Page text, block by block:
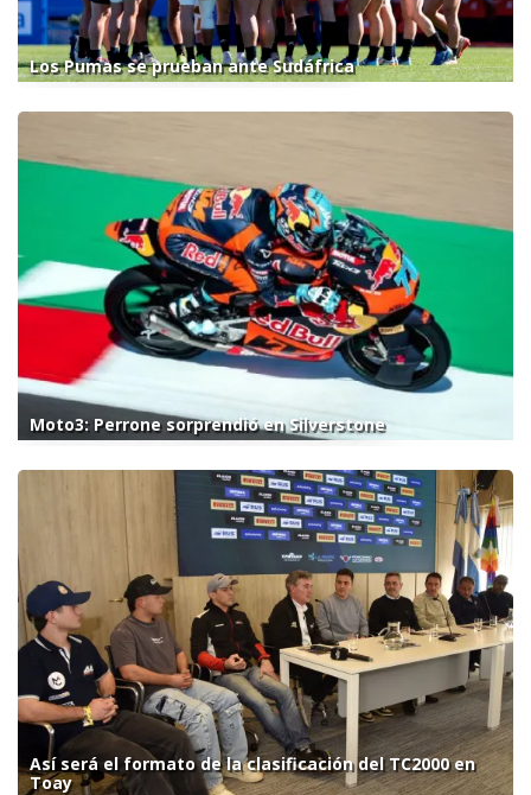
Los Pumas se prueban ante Sudáfrica
Moto3: Perrone sorprendió en Silverstone
Así será el formato de la clasificación del TC2000 en
Toay